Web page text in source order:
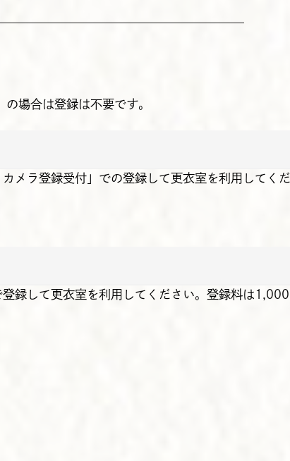
場合は登録は不要です。
メラ登録受付」での登録して更衣室を利用してくだ
録して更衣室を利用してください。登録料は1,000